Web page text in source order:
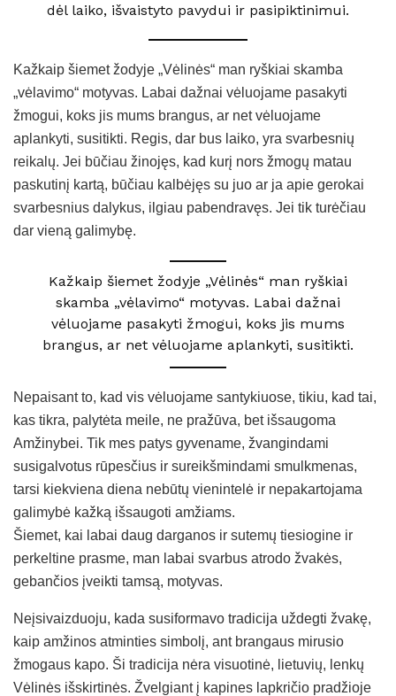
dėl laiko, išvaistyto pavydui ir pasipiktinimui.
Kažkaip šiemet žodyje „Vėlinės“ man ryškiai skamba
„vėlavimo“ motyvas. Labai dažnai vėluojame pasakyti
žmogui, koks jis mums brangus, ar net vėluojame
aplankyti, susitikti. Regis, dar bus laiko, yra svarbesnių
reikalų. Jei būčiau žinojęs, kad kurį nors žmogų matau
paskutinį kartą, būčiau kalbėjęs su juo ar ja apie gerokai
svarbesnius dalykus, ilgiau pabendravęs. Jei tik turėčiau
dar vieną galimybę.
Kažkaip šiemet žodyje „Vėlinės“ man ryškiai
skamba „vėlavimo“ motyvas. Labai dažnai
vėluojame pasakyti žmogui, koks jis mums
brangus, ar net vėluojame aplankyti, susitikti.
Nepaisant to, kad vis vėluojame santykiuose, tikiu, kad tai,
kas tikra, palytėta meile, ne pražūva, bet išsaugoma
Amžinybei. Tik mes patys gyvename, žvangindami
susigalvotus rūpesčius ir sureikšmindami smulkmenas,
tarsi kiekviena diena nebūtų vienintelė ir nepakartojama
galimybė kažką išsaugoti amžiams.
Šiemet, kai labai daug darganos ir sutemų tiesiogine ir
perkeltine prasme, man labai svarbus atrodo žvakės,
gebančios įveikti tamsą, motyvas.
Neįsivaizduoju, kada susiformavo tradicija uždegti žvakę,
kaip amžinos atminties simbolį, ant brangaus mirusio
žmogaus kapo. Ši tradicija nėra visuotinė, lietuvių, lenkų
Vėlinės išskirtinės. Žvelgiant į kapines lapkričio pradžioje